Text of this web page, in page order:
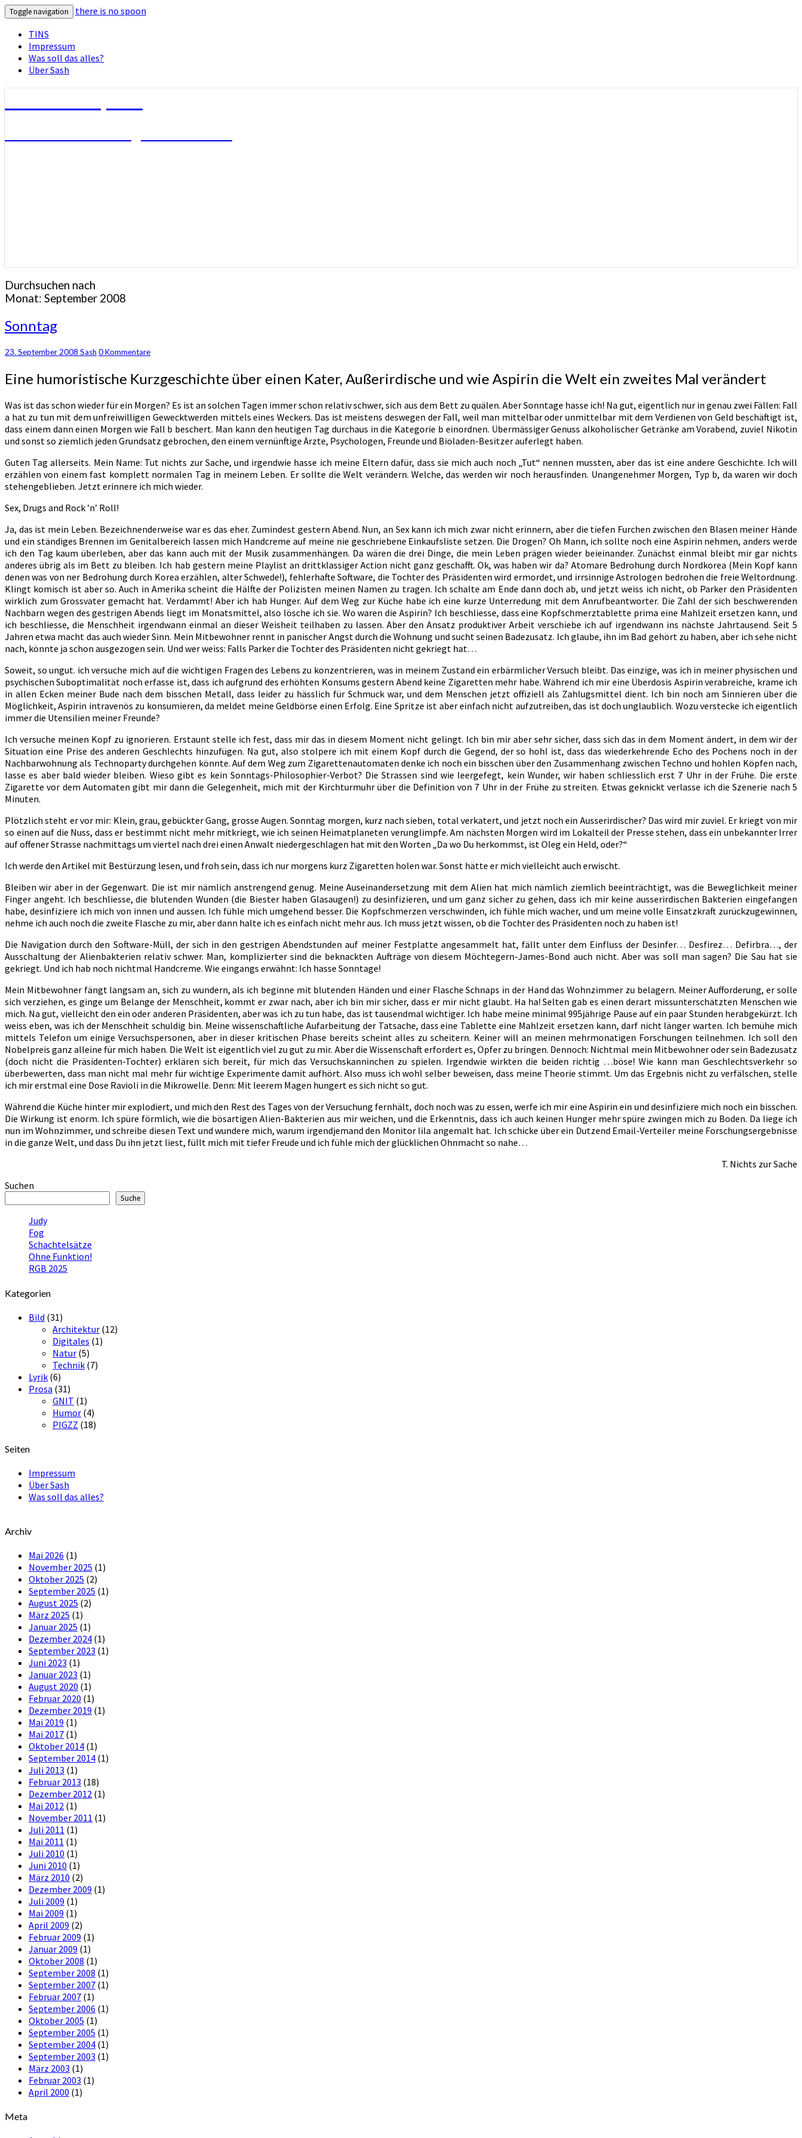
Toggle navigation
there is no spoon
TINS
Impressum
Was soll das alles?
Über Sash
Durchsuchen nach
Monat: September 2008
Sonntag
Sonntag
23. September 2008 Sash Kommentare
0 Kommentare
Eine humoristische Kurzgeschichte über einen Kater, Außerirdische und wie Aspirin die Welt ein zweites Mal verändert
Was ist das schon wieder für ein Morgen? Es ist an solchen Tagen immer schon relativ schwer, sich aus dem Bett zu quälen. Aber Sonntage hasse ich! Na gut, eigentlich nur in genau zwei Fällen: Fall
a hat zu tun mit dem unfreiwilligen Gewecktwerden mittels eines Weckers. Das ist meistens deswegen der Fall, weil man mittelbar oder unmittelbar mit dem Verdienen von Geld beschäftigt ist,
dass einem dann einen Morgen wie Fall b beschert. Man kann den heutigen Tag durchaus in die Kategorie b einordnen. Übermässiger Genuss alkoholischer Getränke am Vorabend, zuviel Nikotin
und sonst so ziemlich jeden Grundsatz gebrochen, den einem vernünftige Ärzte, Psychologen, Freunde und Bioladen-Besitzer auferlegt haben.
Guten Tag allerseits. Mein Name: Tut nichts zur Sache, und irgendwie hasse ich meine Eltern dafür, dass sie mich auch noch „Tut“ nennen mussten, aber das ist eine andere Geschichte. Ich will
erzählen von einem fast komplett normalen Tag in meinem Leben. Er sollte die Welt verändern. Welche, das werden wir noch herausfinden. Unangenehmer Morgen, Typ b, da waren wir doch
stehengeblieben. Jetzt erinnere ich mich wieder.
Sex, Drugs and Rock ’n’ Roll!
Ja, das ist mein Leben. Bezeichnenderweise war es das eher. Zumindest gestern Abend. Nun, an Sex kann ich mich zwar nicht erinnern, aber die tiefen Furchen zwischen den Blasen meiner Hände
und ein ständiges Brennen im Genitalbereich lassen mich Handcreme auf meine nie geschriebene Einkaufsliste setzen. Die Drogen? Oh Mann, ich sollte noch eine Aspirin nehmen, anders werde
ich den Tag kaum überleben, aber das kann auch mit der Musik zusammenhängen. Da wären die drei Dinge, die mein Leben prägen wieder beieinander. Zunächst einmal bleibt mir gar nichts
anderes übrig als im Bett zu bleiben. Ich hab gestern meine Playlist an drittklassiger Action nicht ganz geschafft. Ok, was haben wir da? Atomare Bedrohung durch Nordkorea (Mein Kopf kann
denen was von ner Bedrohung durch Korea erzählen, alter Schwede!), fehlerhafte Software, die Tochter des Präsidenten wird ermordet, und irrsinnige Astrologen bedrohen die freie Weltordnung.
Klingt komisch ist aber so. Auch in Amerika scheint die Hälfte der Polizisten meinen Namen zu tragen. Ich schalte am Ende dann doch ab, und jetzt weiss ich nicht, ob Parker den Präsidenten
wirklich zum Grossvater gemacht hat. Verdammt! Aber ich hab Hunger. Auf dem Weg zur Küche habe ich eine kurze Unterredung mit dem Anrufbeantworter. Die Zahl der sich beschwerenden
Nachbarn wegen des gestrigen Abends liegt im Monatsmittel, also lösche ich sie. Wo waren die Aspirin? Ich beschliesse, dass eine Kopfschmerztablette prima eine Mahlzeit ersetzen kann, und
ich beschliesse, die Menschheit irgendwann einmal an dieser Weisheit teilhaben zu lassen. Aber den Ansatz produktiver Arbeit verschiebe ich auf irgendwann ins nächste Jahrtausend. Seit 5
Jahren etwa macht das auch wieder Sinn. Mein Mitbewohner rennt in panischer Angst durch die Wohnung und sucht seinen Badezusatz. Ich glaube, ihn im Bad gehört zu haben, aber ich sehe nicht
nach, könnte ja schon ausgezogen sein. Und wer weiss: Falls Parker die Tochter des Präsidenten nicht gekriegt hat…
Soweit, so ungut. ich versuche mich auf die wichtigen Fragen des Lebens zu konzentrieren, was in meinem Zustand ein erbärmlicher Versuch bleibt. Das einzige, was ich in meiner physischen und
psychischen Suboptimalität noch erfasse ist, dass ich aufgrund des erhöhten Konsums gestern Abend keine Zigaretten mehr habe. Während ich mir eine Überdosis Aspirin verabreiche, krame ich
in allen Ecken meiner Bude nach dem bisschen Metall, dass leider zu hässlich für Schmuck war, und dem Menschen jetzt offiziell als Zahlugsmittel dient. Ich bin noch am Sinnieren über die
Möglichkeit, Aspirin intravenös zu konsumieren, da meldet meine Geldbörse einen Erfolg. Eine Spritze ist aber einfach nicht aufzutreiben, das ist doch unglaublich. Wozu verstecke ich eigentlich
immer die Utensilien meiner Freunde?
Ich versuche meinen Kopf zu ignorieren. Erstaunt stelle ich fest, dass mir das in diesem Moment nicht gelingt. Ich bin mir aber sehr sicher, dass sich das in dem Moment ändert, in dem wir der
Situation eine Prise des anderen Geschlechts hinzufügen. Na gut, also stolpere ich mit einem Kopf durch die Gegend, der so hohl ist, dass das wiederkehrende Echo des Pochens noch in der
Nachbarwohnung als Technoparty durchgehen könnte. Auf dem Weg zum Zigarettenautomaten denke ich noch ein bisschen über den Zusammenhang zwischen Techno und hohlen Köpfen nach,
lasse es aber bald wieder bleiben. Wieso gibt es kein Sonntags-Philosophier-Verbot? Die Strassen sind wie leergefegt, kein Wunder, wir haben schliesslich erst 7 Uhr in der Frühe. Die erste
Zigarette vor dem Automaten gibt mir dann die Gelegenheit, mich mit der Kirchturmuhr über die Definition von 7 Uhr in der Frühe zu streiten. Etwas geknickt verlasse ich die Szenerie nach 5
Minuten.
Plötzlich steht er vor mir: Klein, grau, gebückter Gang, grosse Augen. Sonntag morgen, kurz nach sieben, total verkatert, und jetzt noch ein Ausserirdischer? Das wird mir zuviel. Er kriegt von mir
so einen auf die Nuss, dass er bestimmt nicht mehr mitkriegt, wie ich seinen Heimatplaneten verunglimpfe. Am nächsten Morgen wird im Lokalteil der Presse stehen, dass ein unbekannter Irrer
auf offener Strasse nachmittags um viertel nach drei einen Anwalt niedergeschlagen hat mit den Worten „Da wo Du herkommst, ist Oleg ein Held, oder?“
Ich werde den Artikel mit Bestürzung lesen, und froh sein, dass ich nur morgens kurz Zigaretten holen war. Sonst hätte er mich vielleicht auch erwischt.
Bleiben wir aber in der Gegenwart. Die ist mir nämlich anstrengend genug. Meine Auseinandersetzung mit dem Alien hat mich nämlich ziemlich beeinträchtigt, was die Beweglichkeit meiner
Finger angeht. Ich beschliesse, die blutenden Wunden (die Biester haben Glasaugen!) zu desinfizieren, und um ganz sicher zu gehen, dass ich mir keine ausserirdischen Bakterien eingefangen
habe, desinfiziere ich mich von innen und aussen. Ich fühle mich umgehend besser. Die Kopfschmerzen verschwinden, ich fühle mich wacher, und um meine volle Einsatzkraft zurückzugewinnen,
nehme ich auch noch die zweite Flasche zu mir, aber dann halte ich es einfach nicht mehr aus. Ich muss jetzt wissen, ob die Tochter des Präsidenten noch zu haben ist!
Die Navigation durch den Software-Müll, der sich in den gestrigen Abendstunden auf meiner Festplatte angesammelt hat, fällt unter dem Einfluss der Desinfer… Desfirez… Defirbra…, der
Ausschaltung der Alienbakterien relativ schwer. Man, komplizierter sind die beknackten Aufträge von diesem Möchtegern-James-Bond auch nicht. Aber was soll man sagen? Die Sau hat sie
gekriegt. Und ich hab noch nichtmal Handcreme. Wie eingangs erwähnt: Ich hasse Sonntage!
Mein Mitbewohner fängt langsam an, sich zu wundern, als ich beginne mit blutenden Händen und einer Flasche Schnaps in der Hand das Wohnzimmer zu belagern. Meiner Aufforderung, er solle
sich verziehen, es ginge um Belange der Menschheit, kommt er zwar nach, aber ich bin mir sicher, dass er mir nicht glaubt. Ha ha! Selten gab es einen derart missunterschätzten Menschen wie
mich. Na gut, vielleicht den ein oder anderen Präsidenten, aber was ich zu tun habe, das ist tausendmal wichtiger. Ich habe meine minimal 995jährige Pause auf ein paar Stunden herabgekürzt. Ich
weiss eben, was ich der Menschheit schuldig bin. Meine wissenschaftliche Aufarbeitung der Tatsache, dass eine Tablette eine Mahlzeit ersetzen kann, darf nicht länger warten. Ich bemühe mich
mittels Telefon um einige Versuchspersonen, aber in dieser kritischen Phase bereits scheint alles zu scheitern. Keiner will an meinen mehrmonatigen Forschungen teilnehmen. Ich soll den
Nobelpreis ganz alleine für mich haben. Die Welt ist eigentlich viel zu gut zu mir. Aber die Wissenschaft erfordert es, Opfer zu bringen. Dennoch: Nichtmal mein Mitbewohner oder sein Badezusatz
(doch nicht die Präsidenten-Tochter) erklären sich bereit, für mich das Versuchskanninchen zu spielen. Irgendwie wirkten die beiden richtig …böse! Wie kann man Geschlechtsverkehr so
überbewerten, dass man nicht mal mehr für wichtige Experimente damit aufhört. Also muss ich wohl selber beweisen, dass meine Theorie stimmt. Um das Ergebnis nicht zu verfälschen, stelle
ich mir erstmal eine Dose Ravioli in die Mikrowelle. Denn: Mit leerem Magen hungert es sich nicht so gut.
Während die Küche hinter mir explodiert, und mich den Rest des Tages von der Versuchung fernhält, doch noch was zu essen, werfe ich mir eine Aspirin ein und desinfiziere mich noch ein bisschen.
Die Wirkung ist enorm. Ich spüre förmlich, wie die bösartigen Alien-Bakterien aus mir weichen, und die Erkenntnis, dass ich auch keinen Hunger mehr spüre zwingen mich zu Boden. Da liege ich
nun im Wohnzimmer, und schreibe diesen Text und wundere mich, warum irgendjemand den Monitor lila angemalt hat. Ich schicke über ein Dutzend Email-Verteiler meine Forschungsergebnisse
in die ganze Welt, und dass Du ihn jetzt liest, füllt mich mit tiefer Freude und ich fühle mich der glücklichen Ohnmacht so nahe…
T. Nichts zur Sache
Suchen
Suche
Judy
Fog
Schachtelsätze
Ohne Funktion!
RGB 2025
Kategorien
Bild (31)
Architektur (12)
Digitales (1)
Natur (5)
Technik (7)
Lyrik (6)
Prosa (31)
GNIT (1)
Humor (4)
PIGZZ (18)
Seiten
Impressum
Über Sash
Was soll das alles?
Archiv
Mai 2026 (1)
November 2025 (1)
Oktober 2025 (2)
September 2025 (1)
August 2025 (2)
März 2025 (1)
Januar 2025 (1)
Dezember 2024 (1)
September 2023 (1)
Juni 2023 (1)
Januar 2023 (1)
August 2020 (1)
Februar 2020 (1)
Dezember 2019 (1)
Mai 2019 (1)
Mai 2017 (1)
Oktober 2014 (1)
September 2014 (1)
Juli 2013 (1)
Februar 2013 (18)
Dezember 2012 (1)
Mai 2012 (1)
November 2011 (1)
Juli 2011 (1)
Mai 2011 (1)
Juli 2010 (1)
Juni 2010 (1)
März 2010 (2)
Dezember 2009 (1)
Juli 2009 (1)
Mai 2009 (1)
April 2009 (2)
Februar 2009 (1)
Januar 2009 (1)
Oktober 2008 (1)
September 2008 (1)
September 2007 (1)
Februar 2007 (1)
September 2006 (1)
Oktober 2005 (1)
September 2005 (1)
September 2004 (1)
September 2003 (1)
März 2003 (1)
Februar 2003 (1)
April 2000 (1)
Meta